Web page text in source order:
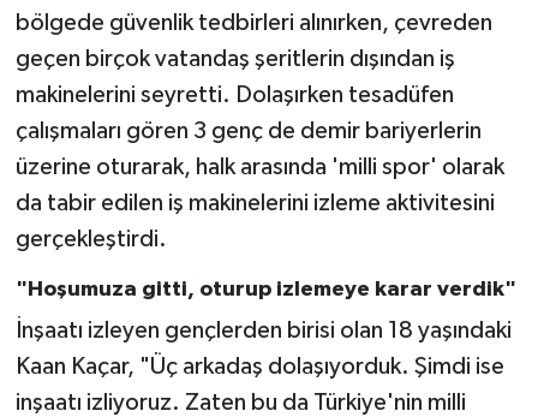
bölgede güvenlik tedbirleri alınırken, çevreden
geçen birçok vatandaş şeritlerin dışından iş
makinelerini seyretti. Dolaşırken tesadüfen
çalışmaları gören 3 genç de demir bariyerlerin
üzerine oturarak, halk arasında 'milli spor' olarak
da tabir edilen iş makinelerini izleme aktivitesini
gerçekleştirdi.
"Hoşumuza gitti, oturup izlemeye karar verdik"
İnşaatı izleyen gençlerden birisi olan 18 yaşındaki
Kaan Kaçar, "Üç arkadaş dolaşıyorduk. Şimdi ise
inşaatı izliyoruz. Zaten bu da Türkiye'nin milli